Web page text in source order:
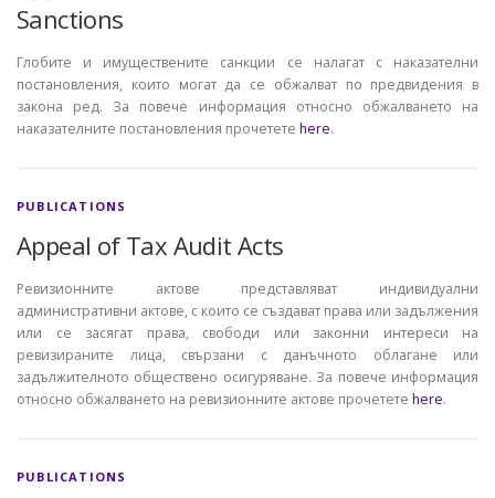
Sanctions
Глобите и имуществените санкции се налагат с наказателни
постановления, които могат да се обжалват по предвидения в
закона ред. За повече информация относно обжалването на
наказателните постановления прочетете here.
PUBLICATIONS
Appeal of Tax Audit Acts
Ревизионните актове представляват индивидуални
административни актове, с които се създават права или задължения
или се засягат права, свободи или законни интереси на
ревизираните лица, свързани с данъчното облагане или
задължителното обществено осигуряване. За повече информация
относно обжалването на ревизионните актове прочетете here.
PUBLICATIONS